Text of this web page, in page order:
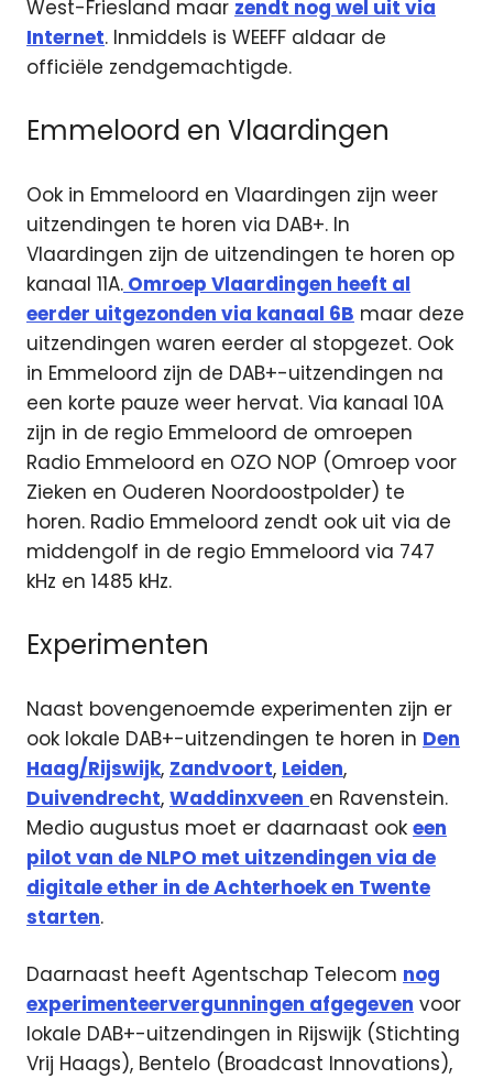
West-Friesland maar zendt nog wel uit via
Internet. Inmiddels is WEEFF aldaar de
officiële zendgemachtigde.
Emmeloord en Vlaardingen
Ook in Emmeloord en Vlaardingen zijn weer
uitzendingen te horen via DAB+. In
Vlaardingen zijn de uitzendingen te horen op
kanaal 11A. Omroep Vlaardingen heeft al
eerder uitgezonden via kanaal 6B maar deze
uitzendingen waren eerder al stopgezet. Ook
in Emmeloord zijn de DAB+-uitzendingen na
een korte pauze weer hervat. Via kanaal 10A
zijn in de regio Emmeloord de omroepen
Radio Emmeloord en OZO NOP (Omroep voor
Zieken en Ouderen Noordoostpolder) te
horen. Radio Emmeloord zendt ook uit via de
middengolf in de regio Emmeloord via 747
kHz en 1485 kHz.
Experimenten
Naast bovengenoemde experimenten zijn er
ook lokale DAB+-uitzendingen te horen in Den
Haag/Rijswijk, Zandvoort, Leiden,
Duivendrecht, Waddinxveen en Ravenstein.
Medio augustus moet er daarnaast ook een
pilot van de NLPO met uitzendingen via de
digitale ether in de Achterhoek en Twente
starten.
Daarnaast heeft Agentschap Telecom nog
experimenteervergunningen afgegeven voor
lokale DAB+-uitzendingen in Rijswijk (Stichting
Vrij Haags), Bentelo (Broadcast Innovations),